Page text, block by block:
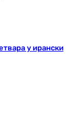
у ирански